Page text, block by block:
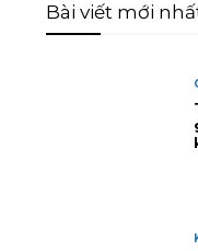
Bài viết mới